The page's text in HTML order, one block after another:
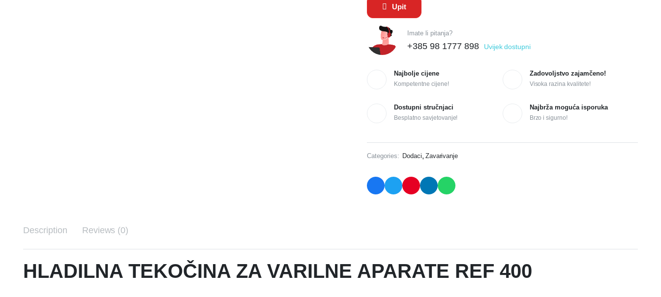
Upit
Imate li pitanja?
+385 98 1777 898 Uvijek dostupni
Najbolje cijene
Kompetentne cijene!
Zadovoljstvo zajamčeno!
Visoka razina kvalitete!
Dostupni stručnjaci
Besplatno savjetovanje!
Najbrža moguća isporuka
Brzo i sigurno!
Categories: Dodaci, Zavarivanje
Description Reviews (0)
HLADILNA TEKOČINA ZA VARILNE APARATE REF 400